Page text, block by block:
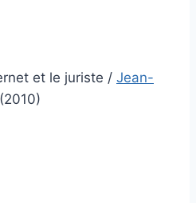
et le juriste / Jean-
(2010)